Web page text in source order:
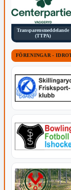
Transparensmeddelande
(TTPA)
FÖRENINGAR -